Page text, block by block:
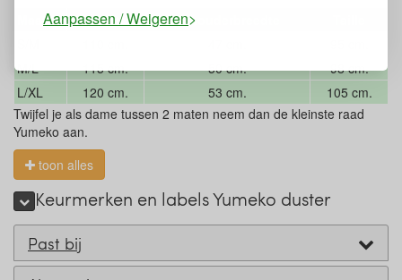
Aanpassen / Weigeren
Maat
Lengte Schouderbreedte
M/L
115 cm. 50 cm.
98 cm.
L/XL
120 cm. 53 cm.
105 cm.
Twijfel je als dame tussen 2 maten neem dan de kleinste raad
Yumeko aan.
toon alles
Keurmerken en labels Yumeko duster
Past bij